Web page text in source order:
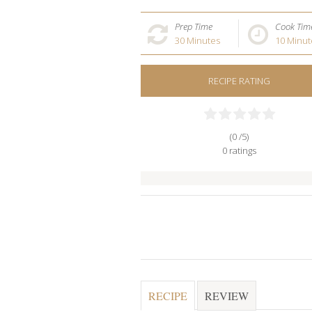
Prep Time
30 Minutes
Cook
10
RECIPE RATING
(0 /5)
0 ratings
RECIPE REVIEW